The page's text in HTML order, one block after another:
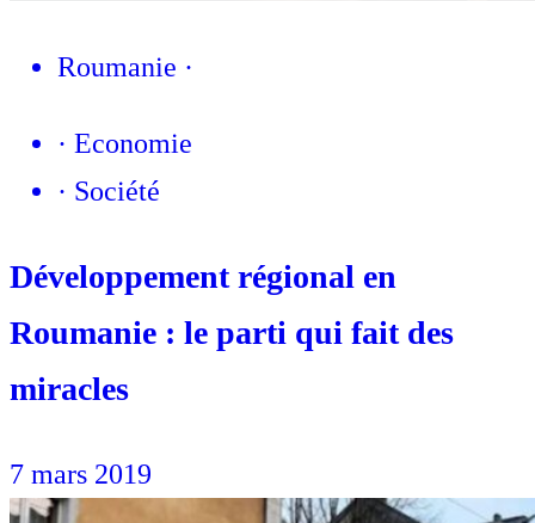
Roumanie ·
· Economie
· Société
Développement régional en
Roumanie : le parti qui fait des
miracles
7 mars 2019